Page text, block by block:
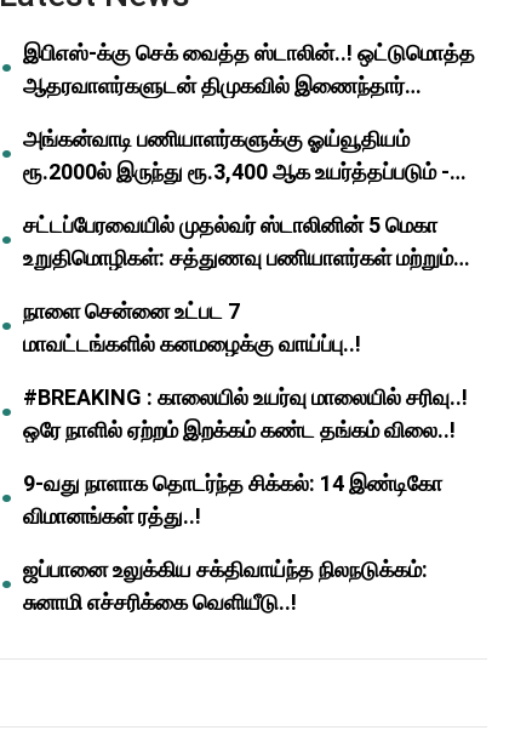
இபிஎஸ்-க்கு செக் வைத்த ஸ்டாலின்..! ஒட்டுமொத்த
ஆதரவாளர்களுடன் திமுகவில் இணைந்தார்
அங்கன்வாடி பணியாளர்களுக்கு ஓய்வூதியம்
ரூ.2000ல் இருந்து ரூ.3,400 ஆக உயர்த்தப்படும் -
சட்டப்பேரவையில் முதல்வர் ஸ்டாலினின் 5 மெகா
உறுதிமொழிகள்: சத்துணவு பணியாளர்கள் மற்றும்
நாளை சென்னை உட்பட 7
மாவட்டங்களில் கனமழைக்கு வாய்ப்பு..!
#BREAKING : காலையில் உயர்வு மாலையில் சரிவு..!
ஒரே நாளில் ஏற்றம் இறக்கம் கண்ட தங்கம் விலை..!
9-வது நாளாக தொடர்ந்த சிக்கல்: 14 இண்டிகோ
விமானங்கள் ரத்து..!
ஜப்பானை உலுக்கிய சக்திவாய்ந்த நிலநடுக்கம்:
சுனாமி எச்சரிக்கை வெளியீடு..!